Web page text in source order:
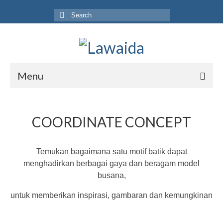
Search
for:
Menu
Produk
Galeri
COORDINATE CONCEPT
Temukan bagaimana satu motif batik dapat
menghadirkan berbagai gaya dan beragam model
busana,
untuk memberikan inspirasi, gambaran dan kemungkinan